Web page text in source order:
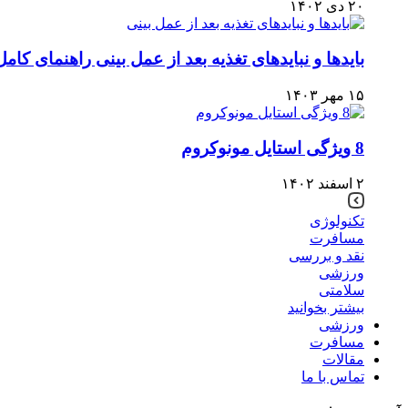
۲۰ دی ۱۴۰۲
بایدها و نبایدهای تغذیه بعد از عمل بینی راهنمای
۱۵ مهر ۱۴۰۳
8 ویژگی استایل مونوکروم
۲ اسفند ۱۴۰۲
تکنولوژی
مسافرت
نقد و بررسی
ورزشی
سلامتی
بیشتر بخوانید
ورزشی
مسافرت
مقالات
تماس با ما